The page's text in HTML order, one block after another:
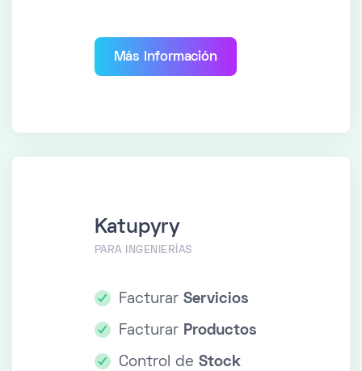
Más Información
Katupyry
PARA INGENIERÍAS
Facturar Servicios
Facturar Productos
Control de Stock